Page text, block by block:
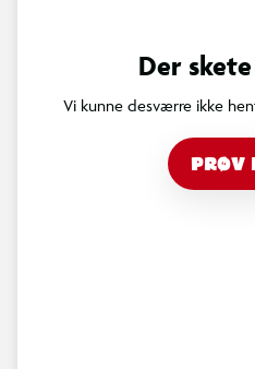
Der
Vi kunne desværre ikke
PRØV